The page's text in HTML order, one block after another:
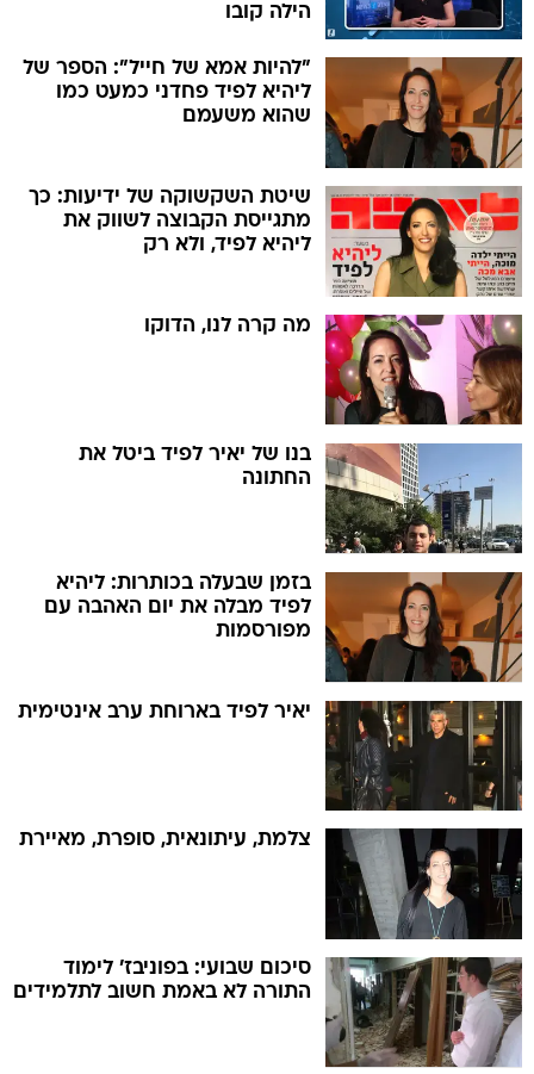
הילה קובו
"להיות אמא של חייל": הספר של
ליהיא לפיד פחדני כמעט כמו
שהוא משעמם
שיטת השקשוקה של ידיעות: כך
מתגייסת הקבוצה לשווק את
ליהיא לפיד, ולא רק
מה קרה לנו, הדוקו
בנו של יאיר לפיד ביטל את
החתונה
בזמן שבעלה בכותרות: ליהיא
לפיד מבלה את יום האהבה עם
מפורסמות
יאיר לפיד בארוחת ערב אינטימית
צלמת, עיתונאית, סופרת, מאיירת
סיכום שבועי: בפוניבז' לימוד
התורה לא באמת חשוב לתלמידים